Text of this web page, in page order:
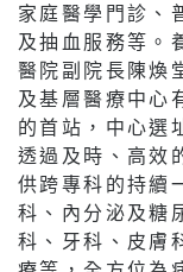
家庭醫學門診、
及抽血服務等。
醫院副院長陳煥
及基層醫療中心
的首站，中心選
透過及時、高效
供跨專科的持續
科、內分泌及糖
科、牙科、皮膚